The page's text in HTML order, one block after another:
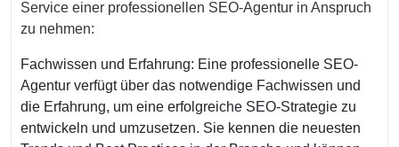
Service einer professionellen SEO-Agentur in Anspruch
zu nehmen:
Fachwissen und Erfahrung: Eine professionelle SEO-
Agentur verfügt über das notwendige Fachwissen und
die Erfahrung, um eine erfolgreiche SEO-Strategie zu
entwickeln und umzusetzen. Sie kennen die neuesten